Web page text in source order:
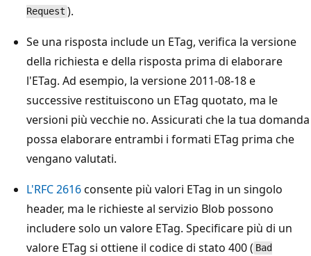
Request ).
Se una risposta include un ETag, verifica la versione
della richiesta e della risposta prima di elaborare
l'ETag. Ad esempio, la versione 2011-08-18 e
successive restituiscono un ETag quotato, ma le
versioni più vecchie no. Assicurati che la tua domanda
possa elaborare entrambi i formati ETag prima che
vengano valutati.
L'RFC 2616consente più valori ETag in un singolo
header, ma le richieste al servizio Blob possono
includere solo un valore ETag. Specificare più di un
valore ETag si ottiene il codice di stato 400 ( Bad